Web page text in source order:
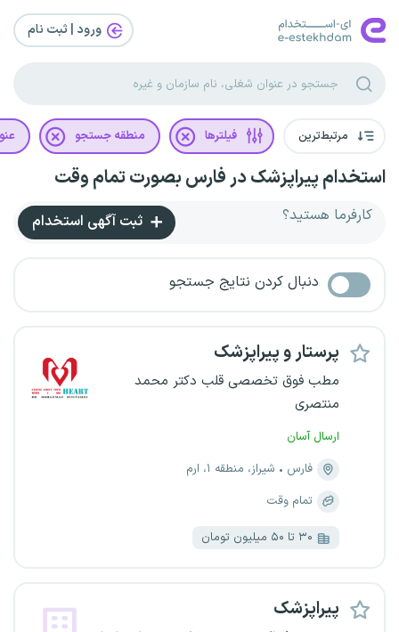
ورود | ثبت‌ نام
مرتبط‌ترین فیلترها منطقه جستجو
استخدام پیراپزشک در فارس بصورت تمام وقت
کارفرما هستید؟ ثبت آگهی استخدام
دنبال کردن نتایج جستجو
پرستار و پیراپزشک
مطب فوق تخصصی قلب دکتر محمد
منتصری
ارسال آسان
فارس
شیراز، منطقه ۱، ارم
تمام وقت
۳۰ تا ۵۰ میلیون تومان
پیراپزشک